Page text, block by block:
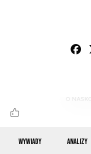
Wywiady Analizy
O NAS
©